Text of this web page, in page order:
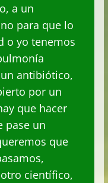
a un
para que lo
o yo tenemos
antibiótico,
por un
que hacer
pase un
que
científico,